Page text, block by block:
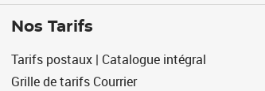
Nos Tarifs
Tarifs postaux | Catalogue intégral
Grille de tarifs Courrier